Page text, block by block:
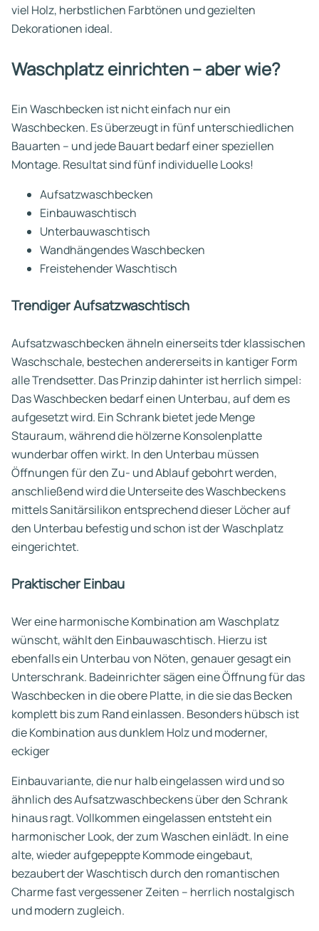
viel Holz, herbstlichen Farbtönen und gezielten
Dekorationen ideal.
Waschplatz einrichten – aber wie?
Ein Waschbecken ist nicht einfach nur ein
Waschbecken. Es überzeugt in fünf unterschiedlichen
Bauarten – und jede Bauart bedarf einer speziellen
Montage. Resultat sind fünf individuelle Looks!
Aufsatzwaschbecken
Einbauwaschtisch
Unterbauwaschtisch
Wandhängendes Waschbecken
Freistehender Waschtisch
Trendiger Aufsatzwaschtisch
Aufsatzwaschbecken ähneln einerseits tder klassischen
Waschschale, bestechen andererseits in kantiger Form
alle Trendsetter. Das Prinzip dahinter ist herrlich simpel:
Das Waschbecken bedarf einen Unterbau, auf dem es
aufgesetzt wird. Ein Schrank bietet jede Menge
Stauraum, während die hölzerne Konsolenplatte
wunderbar offen wirkt. In den Unterbau müssen
Öffnungen für den Zu- und Ablauf gebohrt werden,
anschließend wird die Unterseite des Waschbeckens
mittels Sanitärsilikon entsprechend dieser Löcher auf
den Unterbau befestig und schon ist der Waschplatz
eingerichtet.
Praktischer Einbau
Wer eine harmonische Kombination am Waschplatz
wünscht, wählt den Einbauwaschtisch. Hierzu ist
ebenfalls ein Unterbau von Nöten, genauer gesagt ein
Unterschrank. Badeinrichter sägen eine Öffnung für das
Waschbecken in die obere Platte, in die sie das Becken
komplett bis zum Rand einlassen. Besonders hübsch ist
die Kombination aus dunklem Holz und moderner,
eckiger
Einbauvariante, die nur halb eingelassen wird und so
ähnlich des Aufsatzwaschbeckens über den Schrank
hinaus ragt. Vollkommen eingelassen entsteht ein
harmonischer Look, der zum Waschen einlädt. In eine
alte, wieder aufgepeppte Kommode eingebaut,
bezaubert der Waschtisch durch den romantischen
Charme fast vergessener Zeiten – herrlich nostalgisch
und modern zugleich.